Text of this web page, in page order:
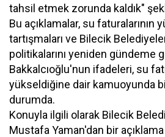
tahsil etmek zorunda kaldık"
Bu açıklamalar, su faturalarının
tartışmaları ve Bilecik
politikalarını yeniden gündeme
Bakkalcıoğlu'nun ifadeleri, su
yükseldiğine dair kamuoyunda
durumda.
Konuyla ilgili olarak Bilecik
Mustafa Yaman'dan bir